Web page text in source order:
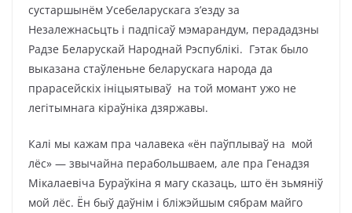
сустаршынём Усебеларускага з’езду за
Незалежнасьцть і падпісаў мэмарандум, перададзны
Радзе Беларускай Народнай Рэспублікі. Гэтак было
выказана стаўленьне беларускага народа да
прарасейскіх ініцыятываў на той момант ужо не
легітымнага кіраўніка дзяржавы.
Калі мы кажам пра чалавека «ён паўплываў на мой
лёс» — звычайна перабольшваем, але пра Генадзя
Мікалаевіча Бураўкіна я магу сказаць, што ён зьмяніў
мой лёс. Ён быў даўнім і бліжэйшым сябрам майго